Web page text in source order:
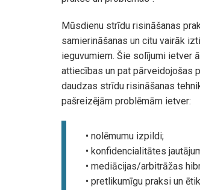
Mūsdienu strīdu risināšanas
samierināšanas un citu vairāk
ieguvumiem. Šie solījumi ietver
attiecības un pat pārveidojošas
daudzas strīdu risināšanas
pašreizējām problēmām ietver:
• nolēmumu izpildi;
• konfidencialitātes
• mediācijas/arbitrāžas
• pretlikumīgu praksi un